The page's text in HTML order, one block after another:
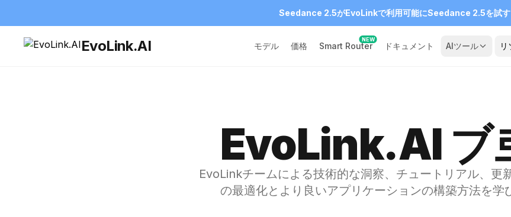
Seedance 2.5がEvoLinkで利用可能にSeedance 2.5を試す
EvoLink.AI モデル 価格 Smart Router
NEW
ドキュメント AIツール リ
EvoLink.AI ブ
EvoLinkチームによる技術的な洞察、チュートリアル、更
の最適化とより良いアプリケーションの構築方法を学